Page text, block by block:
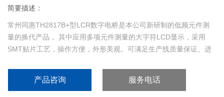
简要描述：
常州同惠TH2817B+型LCR数字电桥是本公司新研制的低频元件测
量的换代产品， 其中应用多项元件测量的大字符LCD显示，采用
SMT贴片工艺，操作方便，外形美观。可满足生产线质量保证、进
缆加TH26001A 四端测试夹具以及短路片，精度为0.2％，内阻
产品咨询 服务电话